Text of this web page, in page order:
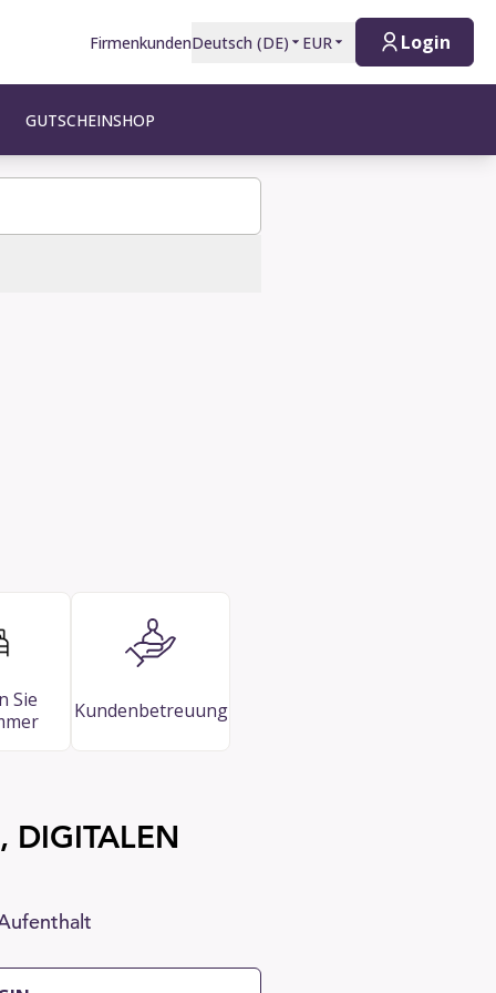
FirmenkundenDeutsch (DE) EUR Login
GUTSCHEINSHOP
Sie
Kundenbetreuung
DIGITALEN